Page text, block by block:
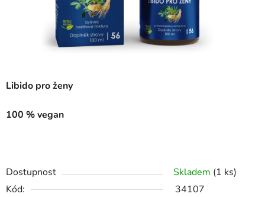
Libido pro ženy
100 % vegan
Dostupnost Skladem (1 ks)
Kód:
34107